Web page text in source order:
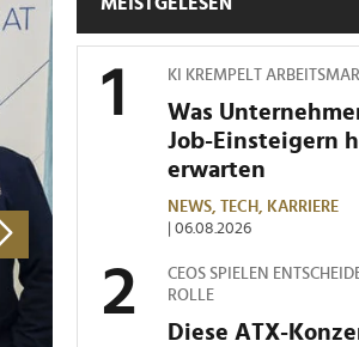
KI KREMPELT
Was
Job-Einsteigern
erwarten
NEWS, TECH,
KARRIERE
| 06.08.2026
CEOS SPIELEN
ROLLE
Diese ATX-